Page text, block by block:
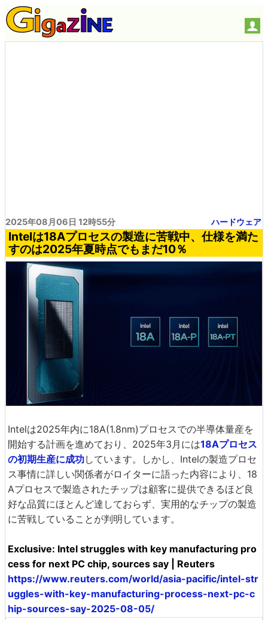
2025年08月06日 12時55分 ハードウェア
Intelは18Aプロセスの製造に苦戦中、仕様を満た
すのは2025年夏時点でもまだ10％
Intelは2025年内に18A(1.8nm)プロセスでの半導体量産を
開始する計画を進めており、2025年3月には18Aプロセス
の初期生産に成功しています。しかし、Intelの製造プロセ
ス事情に詳しい関係者がロイターに語った内容により、18
Aプロセスで製造されたチップは顧客に提供できるほど良
好な品質にほとんど達しておらず、実用的なチップの製造
に苦戦していることが判明しています。
Exclusive: Intel struggles with key manufacturing pro
cess for next PC chip, sources say | Reuters
https://www.reuters.com/world/asia-pacific/intel-str
uggles-with-key-manufacturing-process-next-pc-c
hip-sources-say-2025-08-05/